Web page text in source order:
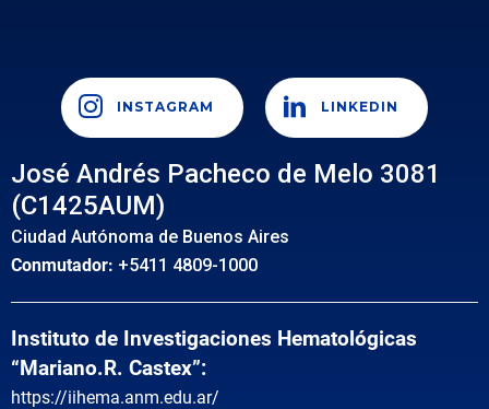
INSTAGRAM LINKEDIN
José Andrés Pacheco de Melo 3081
(C1425AUM)
Ciudad Autónoma de Buenos Aires
Conmutador: +5411 4809-1000
Instituto de Investigaciones Hematológicas
“Mariano.R. Castex”:
https://iihema.anm.edu.ar/